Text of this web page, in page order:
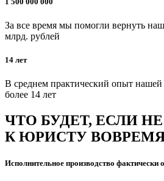
За все время мы помогли вернуть
млрд. рублей
14 лет
В среднем практический опыт нашей
более 14 лет
ЧТО БУДЕТ, ЕСЛИ
К ЮРИСТУ
Исполнительное производство фактически